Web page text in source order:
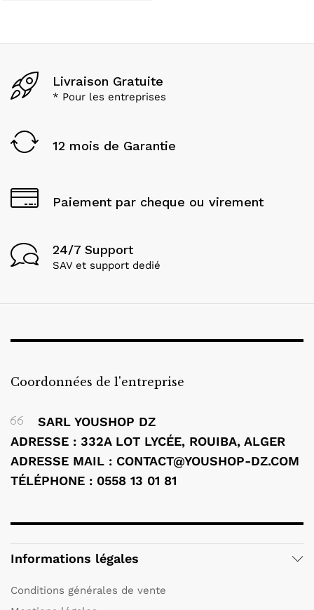
Livraison Gratuite
* Pour les entreprises
12 mois de Garantie
Paiement par cheque ou virement
24/7 Support
SAV et support dedié
Coordonnées de l'entreprise
SARL YOUSHOP DZ
ADRESSE : 332A LOT LYCÉE, ROUIBA, ALGER
ADRESSE MAIL : CONTACT@YOUSHOP-DZ.COM
TÉLÉPHONE : 0558 13 01 81
Informations légales
Conditions générales de vente